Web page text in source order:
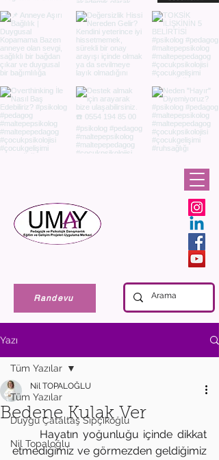
Randevu
Yazı
Tüm Yazılar
Duygu Çataltaş Sıpçıkoğlu
Nil Topaloğlu
Tüm Yazılar
Bedene Kulak Ver
Nil TOPALOĞLU
etmediğimiz ve görmezden geldiğimiz